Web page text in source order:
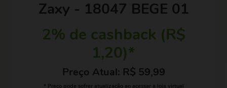
Zaxy - 18047 BEGE 01
2% de cashback (R$
1,20)*
Preço Atual: R$ 59,99
* Preço pode sofrer atualização ao acessar a loja virtual